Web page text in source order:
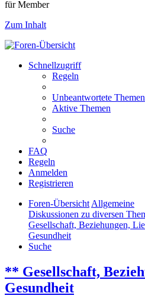
für Member
Zum Inhalt
Schnellzugriff
Regeln
Unbeantwortete Themen
Aktive Themen
Suche
FAQ
Regeln
Anmelden
Registrieren
Foren-Übersicht Allgemeine
Diskussionen zu diversen
Gesellschaft, Beziehungen,
Gesundheit
Suche
** Gesellschaft,
Gesundheit